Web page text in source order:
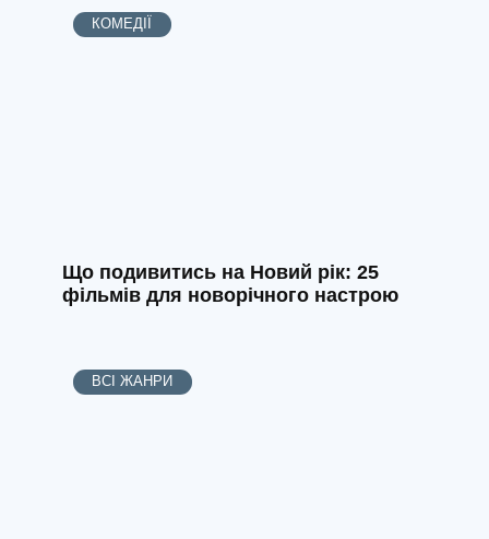
КОМЕДІЇ
Що подивитись на Новий рік: 25
фільмів для новорічного настрою
ВСІ ЖАНРИ